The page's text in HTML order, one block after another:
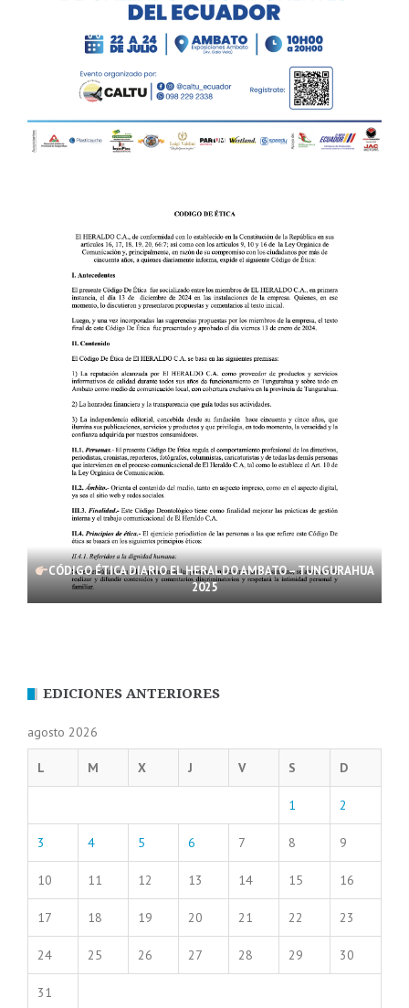
CÓDIGO ÉTICA DIARIO EL HERALDO AMBATO – TUNGURAHUA
2025
EDICIONES ANTERIORES
agosto 2026
L M X J V S D
1 2
3 4 5 6 7 8 9
10 11 12 13 14 15 16
17 18 19 20 21 22 23
24 25 26 27 28 29 30
31